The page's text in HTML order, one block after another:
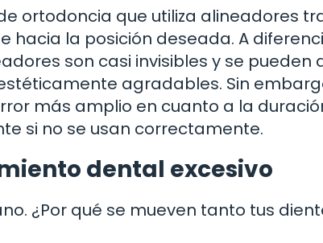
ortodoncia que utiliza alineadores
hacia la posición deseada. A
son casi invisibles y se pueden
agradables. Sin
más amplio en cuanto a la
si no se usan correctamente.
dental excesivo
¿Por qué se mueven tanto tus